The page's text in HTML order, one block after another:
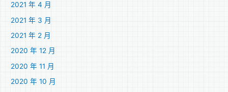
2021 年 4 月
2021 年 3 月
2021 年 2 月
2020 年 12 月
2020 年 11 月
2020 年 10 月